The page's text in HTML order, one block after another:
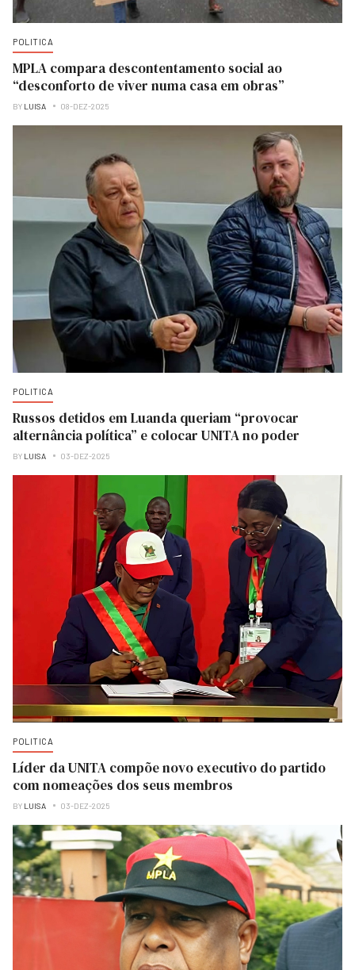
POLITICA
MPLA compara descontentamento social ao
“desconforto de viver numa casa em obras”
BY LUISA 08-DEZ-2025
POLITICA
Russos detidos em Luanda queriam “provocar
alternância política” e colocar UNITA no poder
BY LUISA 03-DEZ-2025
POLITICA
Líder da UNITA compõe novo executivo do partido
com nomeações dos seus membros
BY LUISA 03-DEZ-2025